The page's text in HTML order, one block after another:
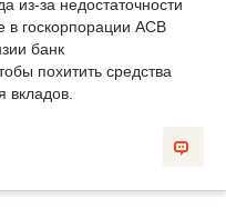
из-за недостаточности
в госкорпорации АСВ
банк
похитить средства
вкладов.